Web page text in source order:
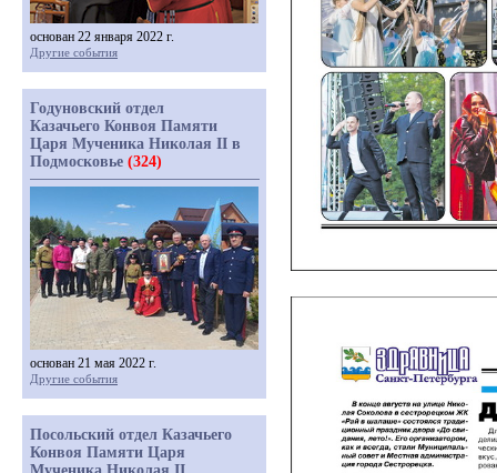
основан 22 января 2022 г.
Другие события
Годуновский отдел
Казачьего Конвоя Памяти
Царя Мученика Николая II в
Подмосковье (324)
основан 21 мая 2022 г.
Другие события
Посольский отдел Казачьего
Конвоя Памяти Царя